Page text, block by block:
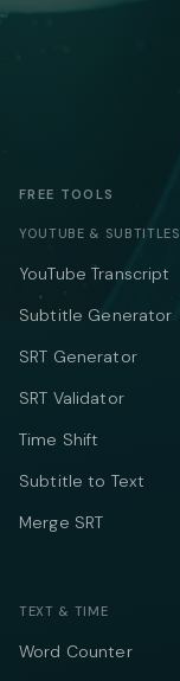
FREE TOOLS
YOUTUBE & SUBTITLES
YouTube Transcript
Subtitle Generator
SRT Generator
SRT Validator
Time Shift
Subtitle to Text
Merge SRT
TEXT & TIME
Word Counter